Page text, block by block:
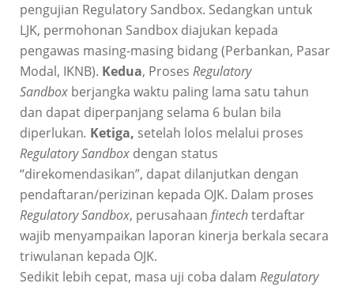
pengujian Regulatory Sandbox. Sedangkan untuk
LJK, permohonan Sandbox diajukan kepada
pengawas masing-masing bidang (Perbankan, Pasar
Modal, IKNB). Kedua, Proses Regulatory
Sandboxberjangka waktu paling lama satu tahun
dan dapat diperpanjang selama 6 bulan bila
diperlukan. Ketiga, setelah lolos melalui proses
Regulatory Sandbox dengan status
“direkomendasikan”, dapat dilanjutkan dengan
pendaftaran/perizinan kepada OJK. Dalam proses
Regulatory Sandbox, perusahaan fintechterdaftar
wajib menyampaikan laporan kinerja berkala secara
triwulanan kepada OJK.
Sedikit lebih cepat, masa uji coba dalam Regulatory